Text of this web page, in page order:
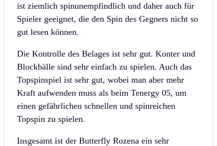
ist ziemlich spinunempfindlich und daher auch für
Spieler geeignet, die den Spin des Gegners nicht so
gut lesen können.
Die Kontrolle des Belages ist sehr gut. Konter und
Blockbälle sind sehr einfach zu spielen. Auch das
Topspinspiel ist sehr gut, wobei man aber mehr
Kraft aufwenden muss als beim Tenergy 05, um
einen gefährlichen schnellen und spinreichen
Topspin zu spielen.
Insgesamt ist der Butterfly Rozena ein sehr